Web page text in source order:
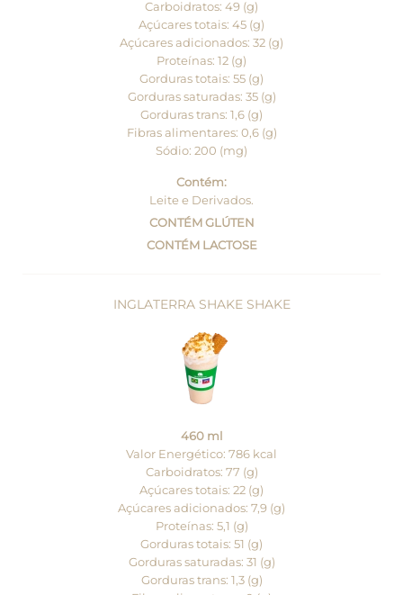
Carboidratos: 49 (g)
Açúcares totais: 45 (g)
Açúcares adicionados: 32 (g)
Proteínas: 12 (g)
Gorduras totais: 55 (g)
Gorduras saturadas: 35 (g)
Gorduras trans: 1,6 (g)
Fibras alimentares: 0,6 (g)
Sódio: 200 (mg)
Contém:
Leite e Derivados.
CONTÉM GLÚTEN
CONTÉM LACTOSE
INGLATERRA SHAKE SHAKE
460 ml
Valor Energético: 786 kcal
Carboidratos: 77 (g)
Açúcares totais: 22 (g)
Açúcares adicionados: 7,9 (g)
Proteínas: 5,1 (g)
Gorduras totais: 51 (g)
Gorduras saturadas: 31 (g)
Gorduras trans: 1,3 (g)